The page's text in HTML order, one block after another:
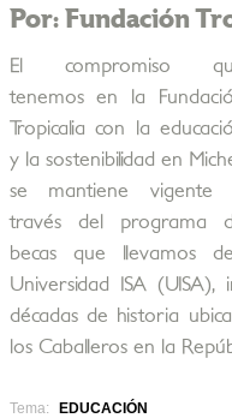
Por: Fundación
El compromiso
tenemos en la
Tropicalia con la
y la sostenibilidad en
se mantiene vigente
través del programa
becas que llevamos
Universidad ISA (UISA),
décadas de historia
los Caballeros en la
Tema:
EDUCACIÓN